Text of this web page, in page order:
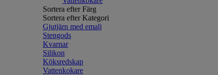
Sortera efter Färg
Sortera efter Kategori
Gjutjärn med emalj
Stengods
Kvarnar
Silikon
Köksredskap
Vattenkokare